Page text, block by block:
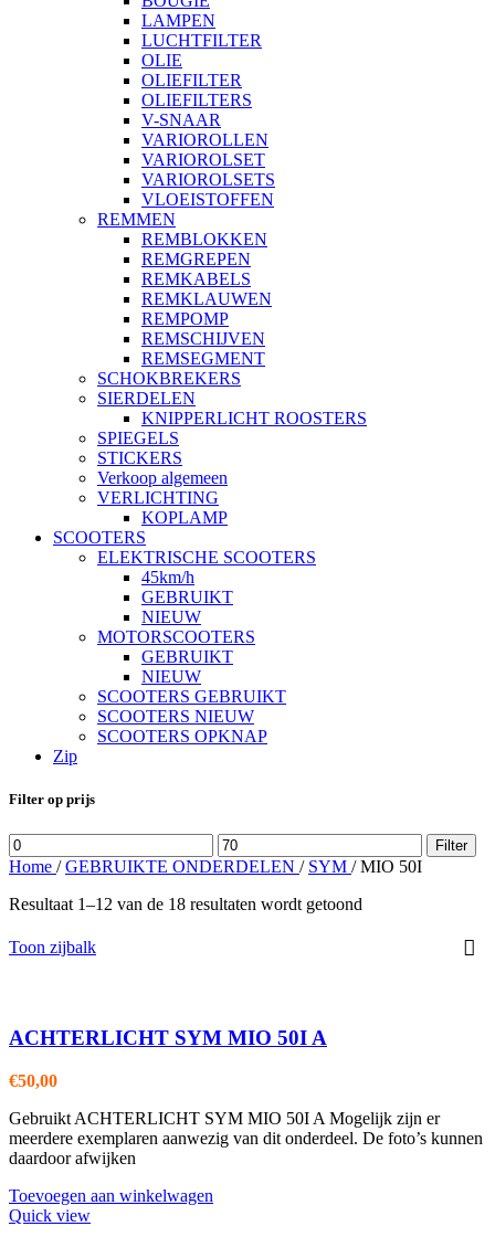
LAMPEN
LUCHTFILTER
OLIE
OLIEFILTER
OLIEFILTERS
V-SNAAR
VARIOROLLEN
VARIOROLSET
VARIOROLSETS
VLOEISTOFFEN
REMMEN
REMBLOKKEN
REMGREPEN
REMKABELS
REMKLAUWEN
REMPOMP
REMSCHIJVEN
REMSEGMENT
SCHOKBREKERS
SIERDELEN
KNIPPERLICHT ROOSTERS
SPIEGELS
STICKERS
Verkoop algemeen
VERLICHTING
KOPLAMP
SCOOTERS
ELEKTRISCHE SCOOTERS
45km/h
GEBRUIKT
NIEUW
MOTORSCOOTERS
GEBRUIKT
NIEUW
SCOOTERS GEBRUIKT
SCOOTERS NIEUW
SCOOTERS OPKNAP
Zip
Filter op prijs
Min.
prijs
Max.
prijs
Filter
Home / GEBRUIKTE ONDERDELEN / SYM / MIO 50I
Resultaat 1–12 van de 18 resultaten wordt getoond
Toon zijbalk
ACHTERLICHT SYM MIO 50I A
€50,00
Gebruikt ACHTERLICHT SYM MIO 50I A Mogelijk zijn er
meerdere exemplaren aanwezig van dit onderdeel. De foto’s kunnen
daardoor afwijken
Toevoegen aan winkelwagen
Quick view